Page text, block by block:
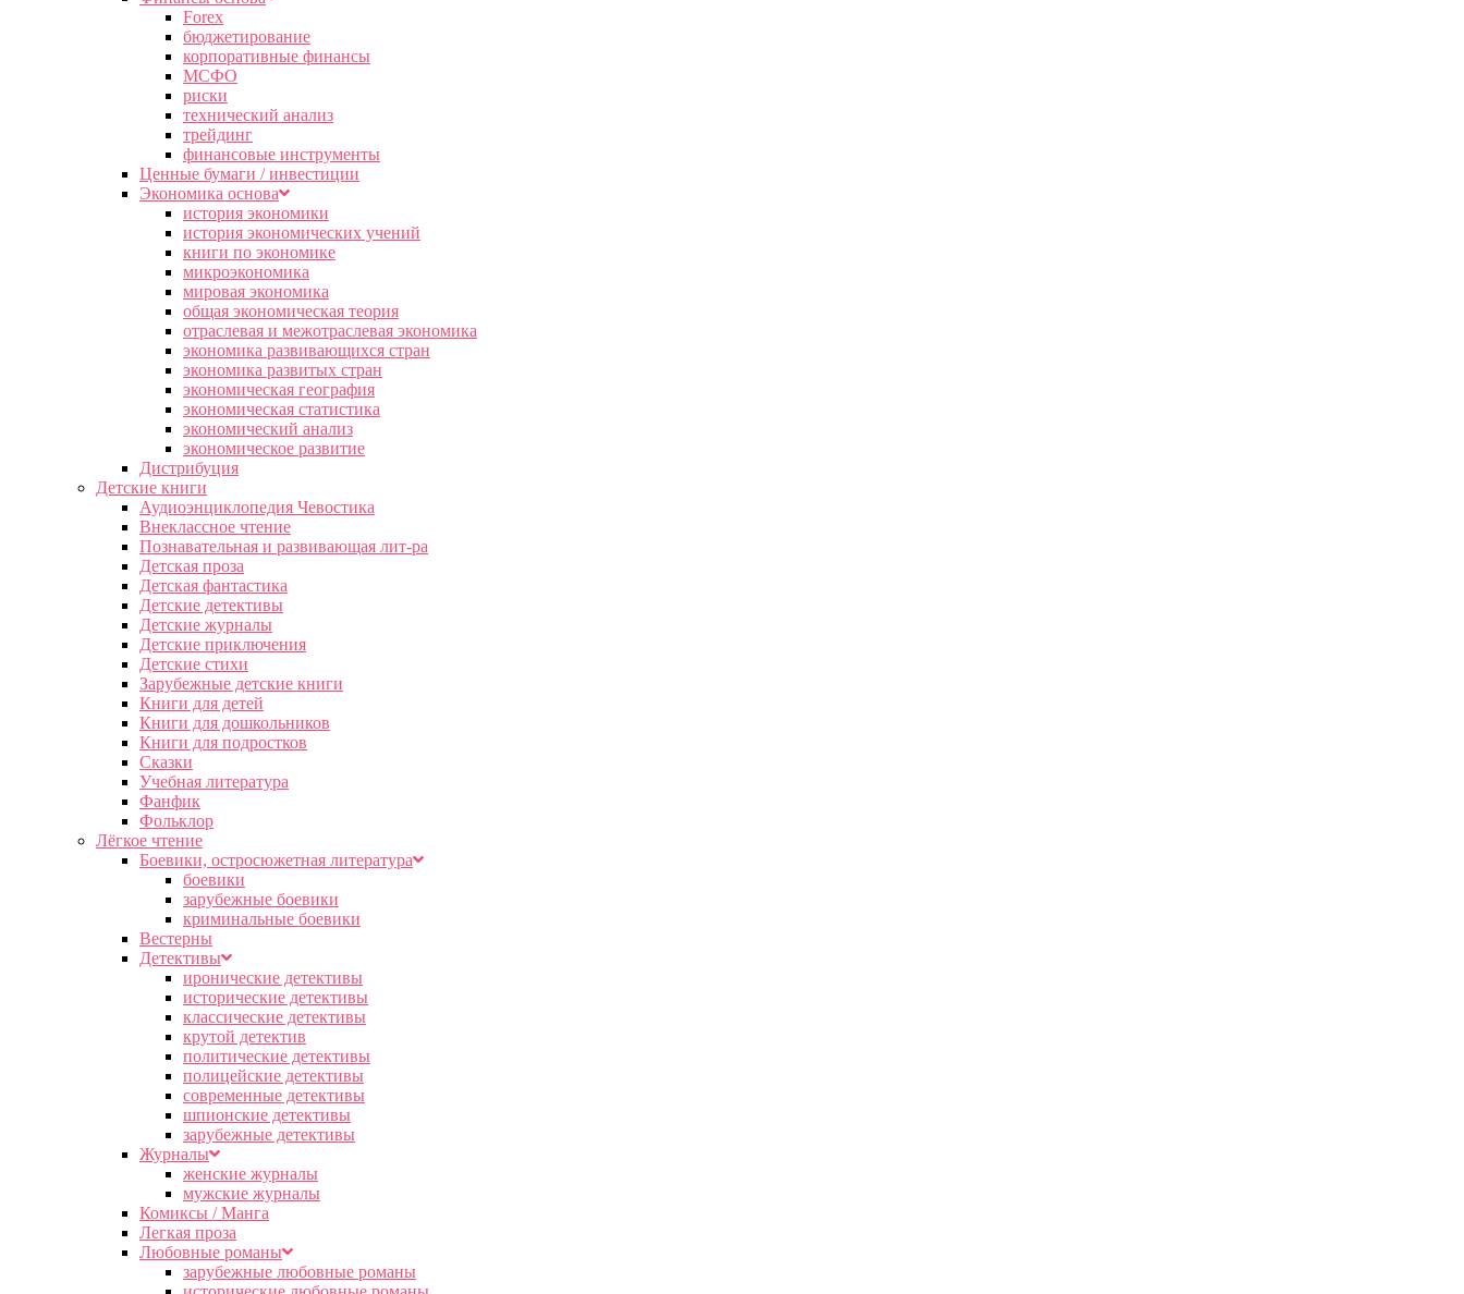
Forex
бюджетирование
корпоративные финансы
МСФО
риски
технический анализ
трейдинг
финансовые инструменты
Ценные бумаги / инвестиции
Экономика основа
история экономики
история экономических учений
книги по экономике
микроэкономика
мировая экономика
общая экономическая теория
отраслевая и межотраслевая экономика
экономика развивающихся стран
экономика развитых стран
экономическая география
экономическая статистика
экономический анализ
экономическое развитие
Дистрибуция
Детские книги
Аудиоэнциклопедия Чевостика
Внеклассное чтение
Познавательная и развивающая лит-ра
Детская проза
Детская фантастика
Детские детективы
Детские журналы
Детские приключения
Детские стихи
Зарубежные детские книги
Книги для детей
Книги для дошкольников
Книги для подростков
Сказки
Учебная литература
Фанфик
Фольклор
Лёгкое чтение
Боевики, остросюжетная литература
боевики
зарубежные боевики
криминальные боевики
Вестерны
Детективы
иронические детективы
исторические детективы
классические детективы
крутой детектив
политические детективы
полицейские детективы
современные детективы
шпионские детективы
зарубежные детективы
Журналы
женские журналы
мужские журналы
Комиксы / Манга
Легкая проза
Любовные романы
зарубежные любовные романы